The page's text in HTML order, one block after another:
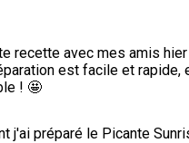
recette avec mes amis
est facile et rapide,
! 🤩
j'ai préparé le Picante